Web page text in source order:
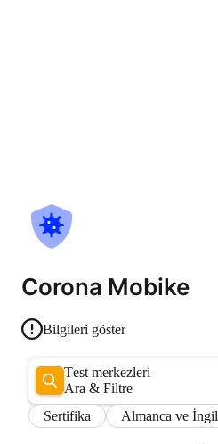
Corona Mobike
Bilgileri göster
Test merkezleri
Ara & Filtre
Sertifika
Almanca ve